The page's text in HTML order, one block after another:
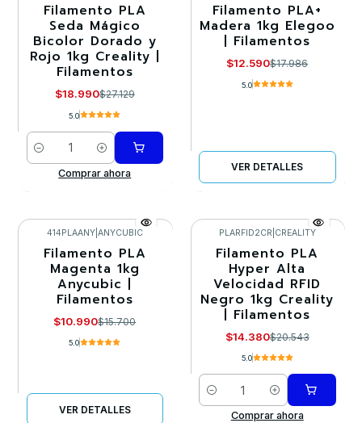
-30%
Filamento PLA
Seda Mágico
Bicolor Dorado y
Rojo 1kg Creality |
Filamentos
$18.990$27.129
5.0
Cantidad
Comprar ahora
-30%
Llega el 09/08/2026
Filamento PLA+
Madera 1kg Elegoo
| Filamentos
$12.590$17.986
5.0
VER DETALLES
-30%
Llega el 27/08/2026
414PLAANY| ANYCUBIC
Filamento PLA
Magenta 1kg
Anycubic |
Filamentos
$10.990$15.700
5.0
VER DETALLES
-30%
PLARFID2CR CREALITY
Filamento PLA
Hyper Alta
Velocidad RFID
Negro 1kg Creality
| Filamentos
$14.380$20.543
5.0
Cantidad
Comprar ahora